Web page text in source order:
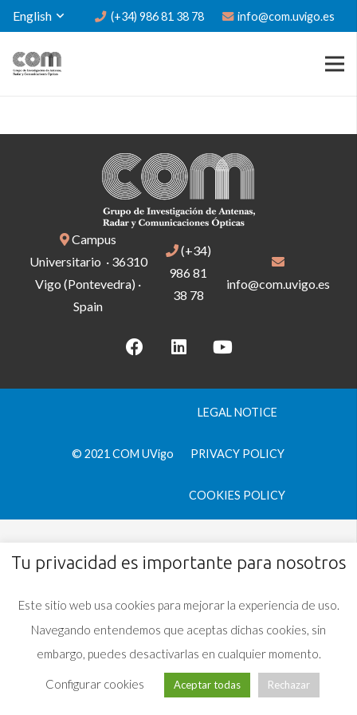
English (+34) 986 81 38 78 info@com.uvigo.es
Campus
Universitario · 36310
Vigo (Pontevedra) ·
Spain
(+34)
986 81
38 78
info@com.uvigo.es
© 2021 COM UVigo
LEGAL NOTICE
PRIVACY POLICY
COOKIES POLICY
Tu privacidad es importante para nosotros
Este sitio web usa cookies para mejorar la experiencia de uso.
Navegando entendemos que aceptas dichas cookies, sin
embargo, puedes desactivarlas en cualquier momento.
Configurar cookies Aceptar todas Rechazar